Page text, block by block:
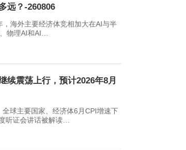
远？-260806
外主要经济体竞相加大在AI与半
物理AI和AI…
续震荡上行，预计2026年8月
球主要国家、经济体6月CPI增速下
听证会讲话被解读…